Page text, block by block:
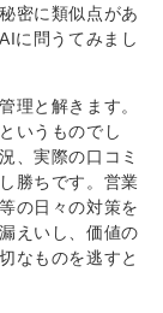
密に類似点があ
に問うてみまし
理と解きます。
いうものでし
、実際の口コミ
勝ちです。営業
の日々の対策を
えいし、価値の
なものを逃すと